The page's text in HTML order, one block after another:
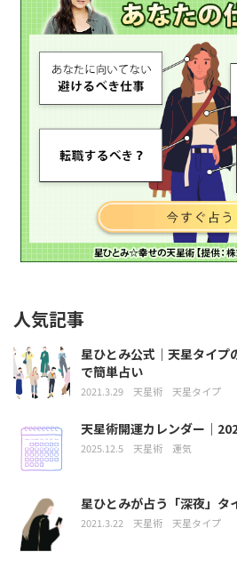
人気記事
星ひとみ公式｜天星タイプ
で簡単占い
2021.3.29 天星術 天星タイプ
天星術開運カレンダー｜
2025.12.5 天星術 運気
星ひとみが占う「深夜」タ
2021.3.22 天星術 天星タイプ